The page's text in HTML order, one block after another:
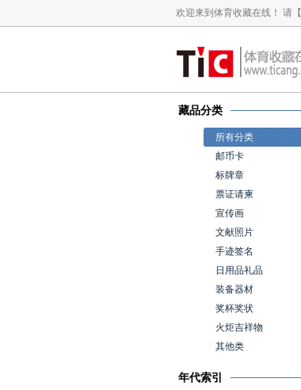
欢迎来到体育收藏在线！ 请【
藏品分类
所有分类
邮币卡
标牌章
票证请柬
宣传画
文献照片
手迹签名
日用品礼品
装备器材
奖杯奖状
火炬吉祥物
其他类
年代索引